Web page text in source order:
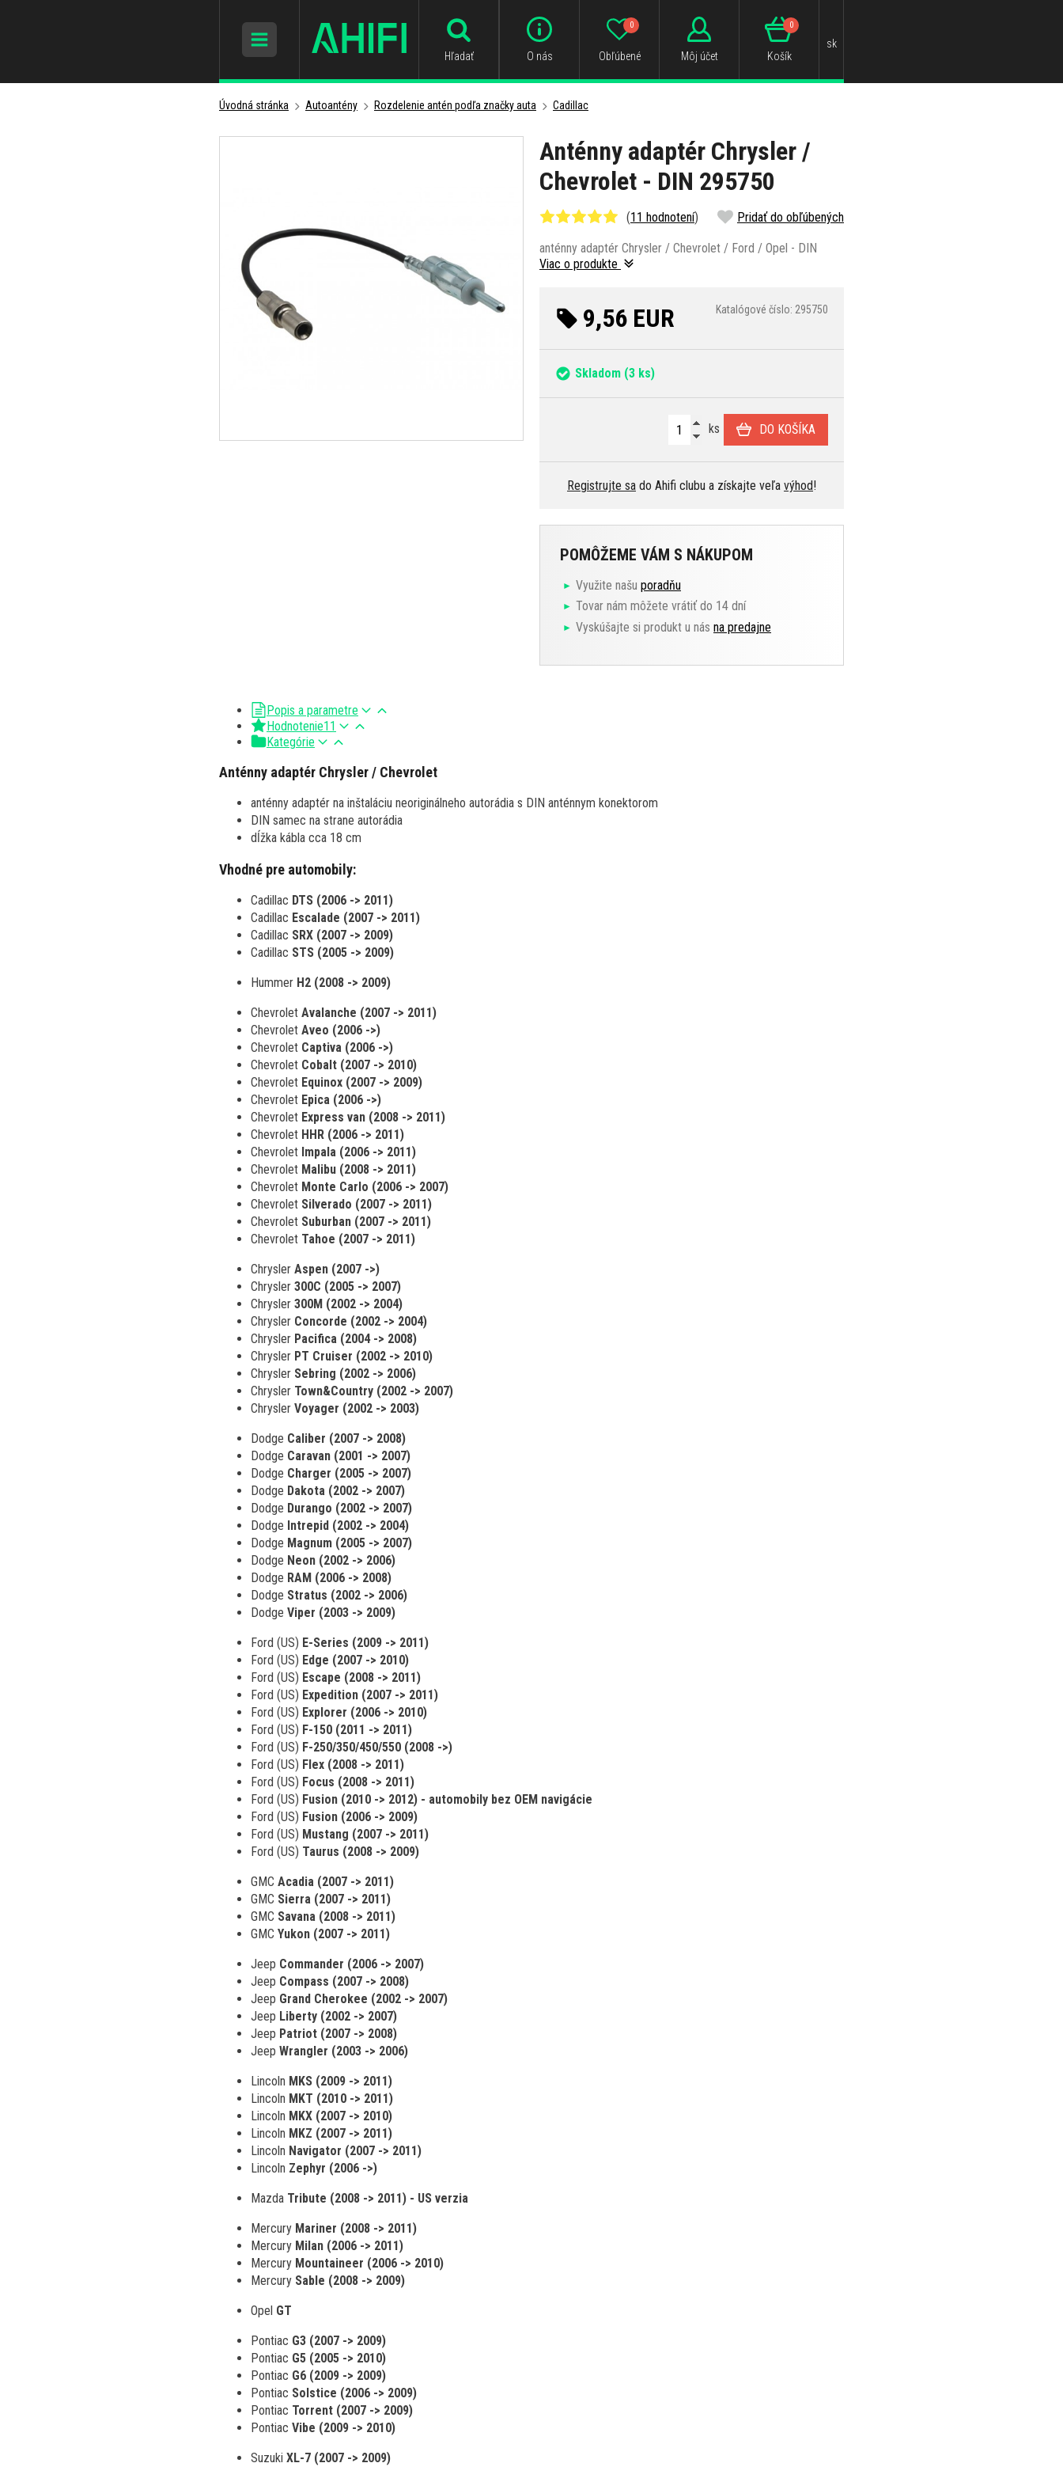
Hľadať O nás Obľúbené
0
Môj účet Košík
0
sk
Úvodná stránka Autoantény Rozdelenie antén podľa značky auta Cadillac
Anténny adaptér Chrysler /
Chevrolet - DIN 295750
(11 hodnotení) Pridať do obľúbených
anténny adaptér Chrysler / Chevrolet / Ford / Opel - DIN
Viac o produkte
9,56 EUR Katalógové číslo: 295750
Skladom (3 ks)
ks DO KOŠÍKA
Registrujte sa do Ahifi clubu a získajte veľa výhod!
POMÔŽEME VÁM S NÁKUPOM
Využite našu poradňu
Tovar nám môžete vrátiť do 14 dní
Vyskúšajte si produkt u nás na predajne
Popis a parametre
Hodnotenie11
Kategórie
Anténny adaptér Chrysler / Chevrolet
anténny adaptér na inštaláciu neoriginálneho autorádia s DIN anténnym konektorom
DIN samec na strane autorádia
dĺžka kábla cca 18 cm
Vhodné pre automobily:
Cadillac DTS (2006 -> 2011)
Cadillac Escalade (2007 -> 2011)
Cadillac SRX (2007 -> 2009)
Cadillac STS (2005 -> 2009)
Hummer H2 (2008 -> 2009)
Chevrolet Avalanche (2007 -> 2011)
Chevrolet Aveo (2006 ->)
Chevrolet Captiva (2006 ->)
Chevrolet Cobalt (2007 -> 2010)
Chevrolet Equinox (2007 -> 2009)
Chevrolet Epica (2006 ->)
Chevrolet Express van (2008 -> 2011)
Chevrolet HHR (2006 -> 2011)
Chevrolet Impala (2006 -> 2011)
Chevrolet Malibu (2008 -> 2011)
Chevrolet Monte Carlo (2006 -> 2007)
Chevrolet Silverado (2007 -> 2011)
Chevrolet Suburban (2007 -> 2011)
Chevrolet Tahoe (2007 -> 2011)
Chrysler Aspen (2007 ->)
Chrysler 300C (2005 -> 2007)
Chrysler 300M (2002 -> 2004)
Chrysler Concorde (2002 -> 2004)
Chrysler Pacifica (2004 -> 2008)
Chrysler PT Cruiser (2002 -> 2010)
Chrysler Sebring (2002 -> 2006)
Chrysler Town&Country (2002 -> 2007)
Chrysler Voyager (2002 -> 2003)
Dodge Caliber (2007 -> 2008)
Dodge Caravan (2001 -> 2007)
Dodge Charger (2005 -> 2007)
Dodge Dakota (2002 -> 2007)
Dodge Durango (2002 -> 2007)
Dodge Intrepid (2002 -> 2004)
Dodge Magnum (2005 -> 2007)
Dodge Neon (2002 -> 2006)
Dodge RAM (2006 -> 2008)
Dodge Stratus (2002 -> 2006)
Dodge Viper (2003 -> 2009)
Ford (US) E-Series (2009 -> 2011)
Ford (US) Edge (2007 -> 2010)
Ford (US) Escape (2008 -> 2011)
Ford (US) Expedition (2007 -> 2011)
Ford (US) Explorer (2006 -> 2010)
Ford (US) F-150 (2011 -> 2011)
Ford (US) F-250/350/450/550 (2008 ->)
Ford (US) Flex (2008 -> 2011)
Ford (US) Focus (2008 -> 2011)
Ford (US) Fusion (2010 -> 2012) - automobily bez OEM navigácie
Ford (US) Fusion (2006 -> 2009)
Ford (US) Mustang (2007 -> 2011)
Ford (US) Taurus (2008 -> 2009)
GMC Acadia (2007 -> 2011)
GMC Sierra (2007 -> 2011)
GMC Savana (2008 -> 2011)
GMC Yukon (2007 -> 2011)
Jeep Commander (2006 -> 2007)
Jeep Compass (2007 -> 2008)
Jeep Grand Cherokee (2002 -> 2007)
Jeep Liberty (2002 -> 2007)
Jeep Patriot (2007 -> 2008)
Jeep Wrangler (2003 -> 2006)
Lincoln MKS (2009 -> 2011)
Lincoln MKT (2010 -> 2011)
Lincoln MKX (2007 -> 2010)
Lincoln MKZ (2007 -> 2011)
Lincoln Navigator (2007 -> 2011)
Lincoln Zephyr (2006 ->)
Mazda Tribute (2008 -> 2011) - US verzia
Mercury Mariner (2008 -> 2011)
Mercury Milan (2006 -> 2011)
Mercury Mountaineer (2006 -> 2010)
Mercury Sable (2008 -> 2009)
Opel GT
Pontiac G3 (2007 -> 2009)
Pontiac G5 (2005 -> 2010)
Pontiac G6 (2009 -> 2009)
Pontiac Solstice (2006 -> 2009)
Pontiac Torrent (2007 -> 2009)
Pontiac Vibe (2009 -> 2010)
Suzuki XL-7 (2007 -> 2009)